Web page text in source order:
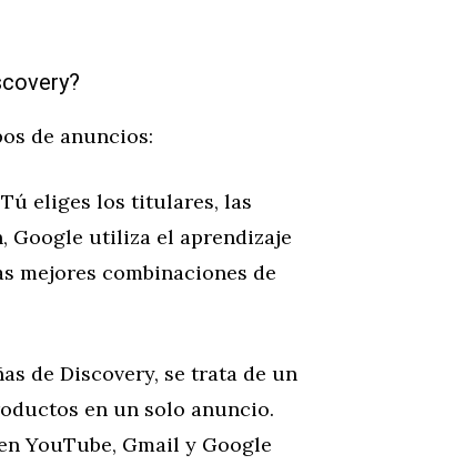
de anuncios:
eliges los titulares, las
Google utiliza el aprendizaje
mejores combinaciones de
de Discovery, se trata de un
en un solo anuncio.
YouTube, Gmail y Google